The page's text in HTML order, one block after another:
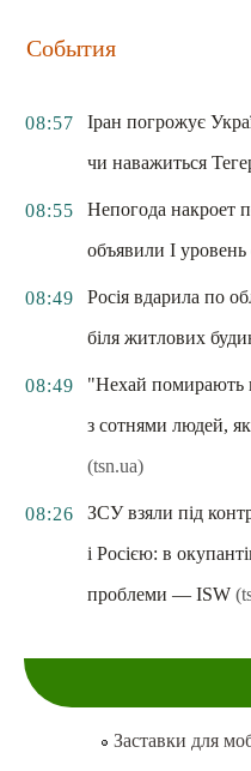
События
08:57
Іран погрожує
чи наважиться
08:55
Непогода накроет
объявили I уровень
08:49
Росія вдарила по
біля житлових
08:49
"Нехай помирають
з сотнями людей,
(tsn.ua)
08:26
ЗСУ взяли під
і Росією: в
проблеми — ISW
Заставки для